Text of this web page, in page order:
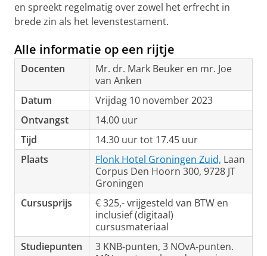
en spreekt regelmatig over zowel het erfrecht in
brede zin als het levenstestament.
Alle informatie op een rijtje
Docenten
Mr. dr. Mark Beuker en mr. Joe
van Anken
Datum
Vrijdag 10 november 2023
Ontvangst
14.00 uur
Tijd
14.30 uur tot 17.45 uur
Plaats
Flonk Hotel Groningen Zuid, Laan
Corpus Den Hoorn 300, 9728 JT
Groningen
Cursusprijs
€ 325,- vrijgesteld van BTW en
inclusief (digitaal)
cursusmateriaal
Studiepunten
3 KNB-punten, 3 NOvA-punten.